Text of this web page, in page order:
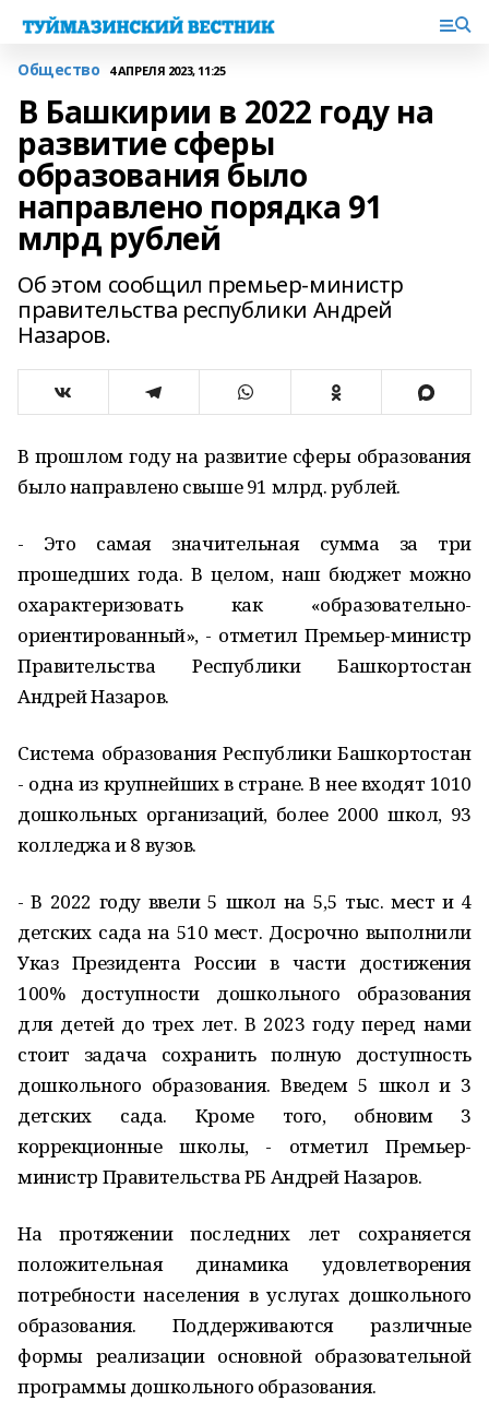
Общество 4 АПРЕЛЯ 2023, 11:25
В Башкирии в 2022 году на
развитие сферы
образования было
направлено порядка 91
млрд рублей
Об этом сообщил премьер-министр
правительства республики Андрей
Назаров.
В прошлом году на развитие сферы образования
было направлено свыше 91 млрд. рублей.
- Это самая значительная сумма за три
прошедших года. В целом, наш бюджет можно
охарактеризовать как «образовательно-
ориентированный», - отметил Премьер-министр
Правительства Республики Башкортостан
Андрей Назаров.
Система образования Республики Башкортостан
- одна из крупнейших в стране. В нее входят 1010
дошкольных организаций, более 2000 школ, 93
колледжа и 8 вузов.
- В 2022 году ввели 5 школ на 5,5 тыс. мест и 4
детских сада на 510 мест. Досрочно выполнили
Указ Президента России в части достижения
100% доступности дошкольного образования
для детей до трех лет. В 2023 году перед нами
стоит задача сохранить полную доступность
дошкольного образования. Введем 5 школ и 3
детских сада. Кроме того, обновим 3
коррекционные школы, - отметил Премьер-
министр Правительства РБ Андрей Назаров.
На протяжении последних лет сохраняется
положительная динамика удовлетворения
потребности населения в услугах дошкольного
образования. Поддерживаются различные
формы реализации основной образовательной
программы дошкольного образования.